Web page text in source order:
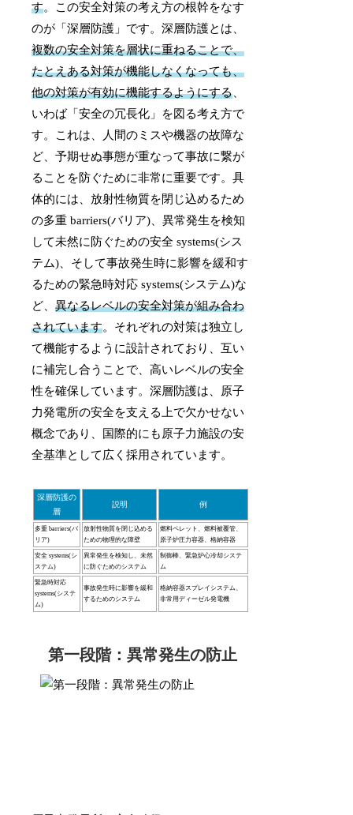
す。この安全対策の考え方の根幹をなす
のが「深層防護」です。深層防護とは、
複数の安全対策を層状に重ねることで、
たとえある対策が機能しなくなっても、
他の対策が有効に機能するようにする、
いわば「安全の冗長化」を図る考え方で
す。これは、人間のミスや機器の故障な
ど、予期せぬ事態が重なって事故に繋が
ることを防ぐために非常に重要です。具
体的には、放射性物質を閉じ込めるため
の多重 barriers(バリア)、異常発生を検知
して未然に防ぐための安全 systems(シス
テム)、そして事故発生時に影響を緩和す
るための緊急時対応 systems(システム)な
ど、異なるレベルの安全対策が組み合わ
されています。それぞれの対策は独立し
て機能するように設計されており、互い
に補完し合うことで、高いレベルの安全
性を確保しています。深層防護は、原子
力発電所の安全を支える上で欠かせない
概念であり、国際的にも原子力施設の安
全基準として広く採用されています。
深層防護の
層
説明 例
多重 barriers(バ
リア)
放射性物質を閉じ込める
ための物理的な障壁
燃料ペレット、燃料被覆管、
原子炉圧力容器、格納容器
安全 systems(シ
ステム)
異常発生を検知し、未然
に防ぐためのシステム
制御棒、緊急炉心冷却システ
ム
緊急時対応
systems(システ
ム)
事故発生時に影響を緩和
するためのシステム
格納容器スプレイシステム、
非常用ディーゼル発電機
第一段階：異常発生の防止